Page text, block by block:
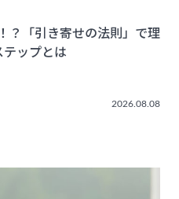
？「引き寄せの法則」で理
テップとは
2026.08.08